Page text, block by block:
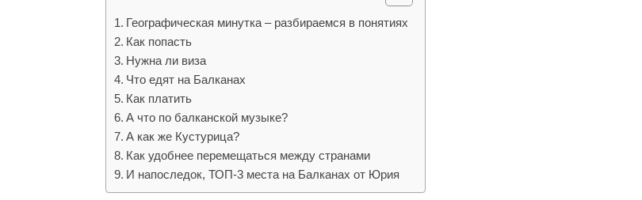
Географическая минутка – разбираемся в понятиях
Как попасть
Нужна ли виза
Что едят на Балканах
Как платить
А что по балканской музыке?
А как же Кустурица?
Как удобнее перемещаться между странами
И напоследок, ТОП-3 места на Балканах от Юрия